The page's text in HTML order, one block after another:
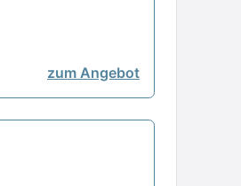
zum Angebot